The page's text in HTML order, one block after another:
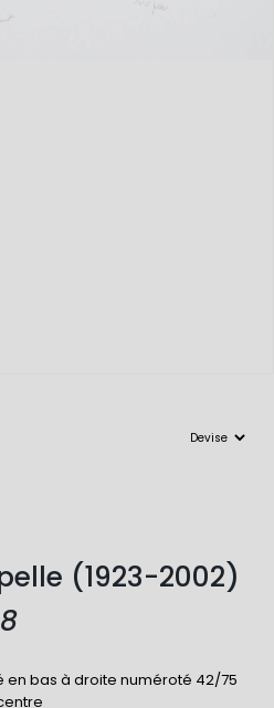
(1923-2002)
en bas à droite numéroté 42/75